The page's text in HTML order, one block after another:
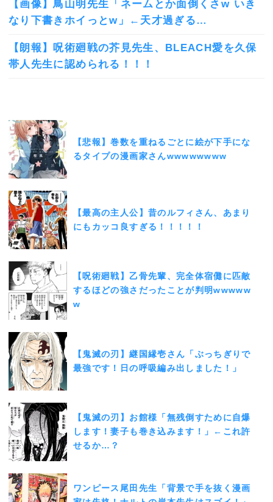
【画像】鳥山明先生「ネームとか面倒くさw いき
なり下書きホイっとw」←天才過ぎる…
【朗報】呪術廻戦の芥見先生、BLEACH愛を久保
帯人先生に認められる！！！
【悲報】巻数を重ねるごとに絵が下手にな
るタイプの漫画家さんwwwwwwww
【最高の主人公】昔のルフィさん、あまり
にもカッコ良すぎる！！！！！
【呪術廻戦】乙骨先輩、完全体宿儺に匹敵
するほどの強さだったことが判明wwwww
w
【鬼滅の刃】継国縁壱さん「ぶっちぎりで
最強です！日の呼吸編み出しました！」
【鬼滅の刃】お館様「無残倒すために自爆
します！妻子も巻き込みます！」←これ許
せるか…？
ワンピース尾田先生「背景で手を抜く漫画